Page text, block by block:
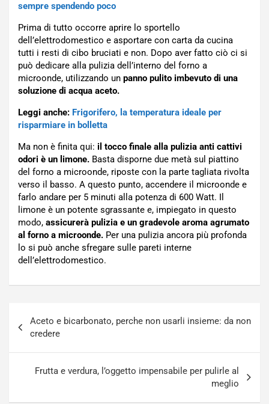
sempre spendendo poco
Prima di tutto occorre aprire lo sportello
dell’elettrodomestico e asportare con carta da cucina
tutti i resti di cibo bruciati e non. Dopo aver fatto ciò ci si
può dedicare alla pulizia dell’interno del forno a
microonde, utilizzando un panno pulito imbevuto di una
soluzione di acqua aceto.
Leggi anche: Frigorifero, la temperatura ideale per
risparmiare in bolletta
Ma non è finita qui: il tocco finale alla pulizia anti cattivi
odori è un limone. Basta disporne due metà sul piattino
del forno a microonde, riposte con la parte tagliata rivolta
verso il basso. A questo punto, accendere il microonde e
farlo andare per 5 minuti alla potenza di 600 Watt. Il
limone è un potente sgrassante e, impiegato in questo
modo, assicurerà pulizia e un gradevole aroma agrumato
al forno a microonde. Per una pulizia ancora più profonda
lo si può anche sfregare sulle pareti interne
dell’elettrodomestico.
articoli
Aceto e bicarbonato, perche non usarli insieme: da non
credere
Frutta e verdura, l’oggetto impensabile per pulirle al
meglio